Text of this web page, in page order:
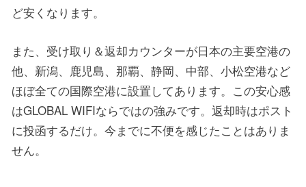
ど安くなります。
また、受け取り＆返却カウンターが日本の主要空港の
他、新潟、鹿児島、那覇、静岡、中部、小松空港など
ほぼ全ての国際空港に設置してあります。この安心感
はGLOBAL WIFIならではの強みです。返却時はポスト
に投函するだけ。今までに不便を感じたことはありま
せん。